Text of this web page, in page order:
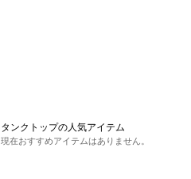
タンクトップの人気アイテム
現在おすすめアイテムはありません。